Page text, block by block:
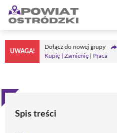
Przejdź
treści
UWAGA!
Dołącz do nowej grupy
Kupię | Zamienię | Praca
Spis treści